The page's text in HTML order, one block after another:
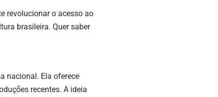
revolucionar o acesso ao
brasileira. Quer saber
nacional. Ela oferece
recentes. A ideia